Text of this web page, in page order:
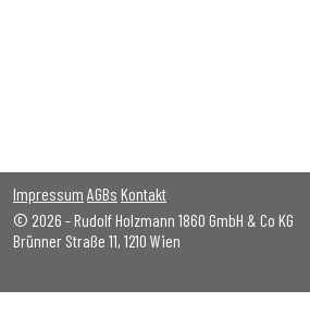
Impressum AGBs Kontakt
© 2026 - Rudolf Holzmann 1860 GmbH & Co KG
Brünner Straße 11, 1210 Wien